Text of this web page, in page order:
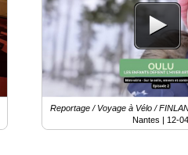
Reportage / Voyage à Vélo /
Nantes | 12-